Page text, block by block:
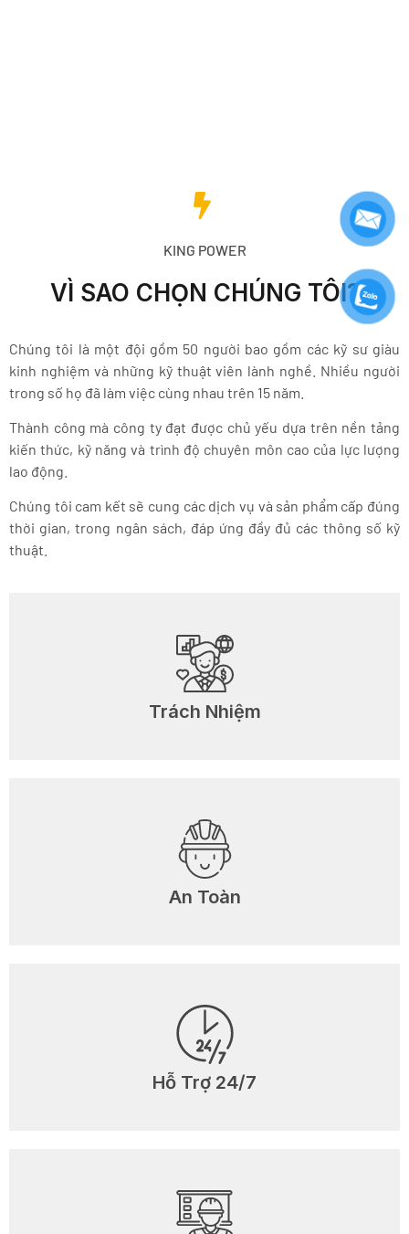
KING POWER
VÌ SAO CHỌN CHÚNG TÔI?
Chúng tôi là một đội gồm 50 người bao gồm các kỹ sư giàu
kinh nghiệm và những kỹ thuật viên lành nghề. Nhiều người
trong số họ đã làm việc cùng nhau trên 15 năm.
Thành công mà công ty đạt được chủ yếu dựa trên nền tảng
kiến thức, kỹ năng và trình độ chuyên môn cao của lực lượng
lao động.
Chúng tôi cam kết sẽ cung các dịch vụ và sản phẩm cấp đúng
thời gian, trong ngân sách, đáp ứng đầy đủ các thông số kỹ
thuật.
Trách Nhiệm
An Toàn
Hỗ Trợ 24/7